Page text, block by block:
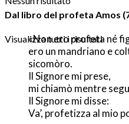
Visualizza tutti i risultati
Dal libro del profeta Amos
«Non ero profeta né
ero un mandriano e
sicomòro.
Il Signore mi prese,
mi chiamò mentre
Il Signore mi disse:
Va’, profetizza al mio